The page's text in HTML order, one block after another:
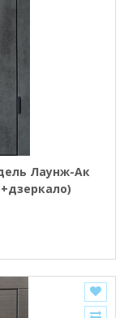
Лаунж-Ак